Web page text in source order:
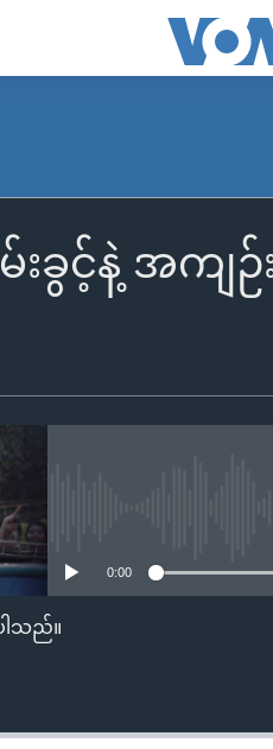
င့်နဲ့ အကျဉ်း
0:00
ါသည်။